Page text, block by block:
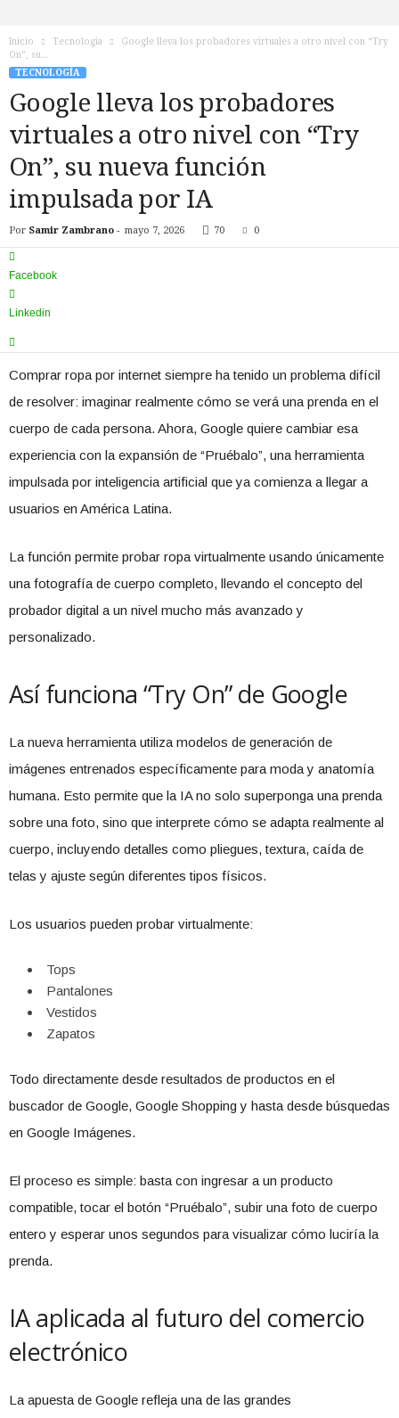
Inicio Tecnología
Google lleva los probadores virtuales a otro nivel con “Try
On”, su...
TECNOLOGÍA
Google lleva los probadores
virtuales a otro nivel con “Try
On”, su nueva función
impulsada por IA
Por Samir Zambrano - mayo 7, 2026 70 0
Facebook
Linkedin
Comprar ropa por internet siempre ha tenido un problema difícil
de resolver: imaginar realmente cómo se verá una prenda en el
cuerpo de cada persona. Ahora, Google quiere cambiar esa
experiencia con la expansión de “Pruébalo”, una herramienta
impulsada por inteligencia artificial que ya comienza a llegar a
usuarios en América Latina.
La función permite probar ropa virtualmente usando únicamente
una fotografía de cuerpo completo, llevando el concepto del
probador digital a un nivel mucho más avanzado y
personalizado.
Así funciona “Try On” de Google
La nueva herramienta utiliza modelos de generación de
imágenes entrenados específicamente para moda y anatomía
humana. Esto permite que la IA no solo superponga una prenda
sobre una foto, sino que interprete cómo se adapta realmente al
cuerpo, incluyendo detalles como pliegues, textura, caída de
telas y ajuste según diferentes tipos físicos.
Los usuarios pueden probar virtualmente:
Tops
Pantalones
Vestidos
Zapatos
Todo directamente desde resultados de productos en el
buscador de Google, Google Shopping y hasta desde búsquedas
en Google Imágenes.
El proceso es simple: basta con ingresar a un producto
compatible, tocar el botón “Pruébalo”, subir una foto de cuerpo
entero y esperar unos segundos para visualizar cómo luciría la
prenda.
IA aplicada al futuro del comercio
electrónico
La apuesta de Google refleja una de las grandes